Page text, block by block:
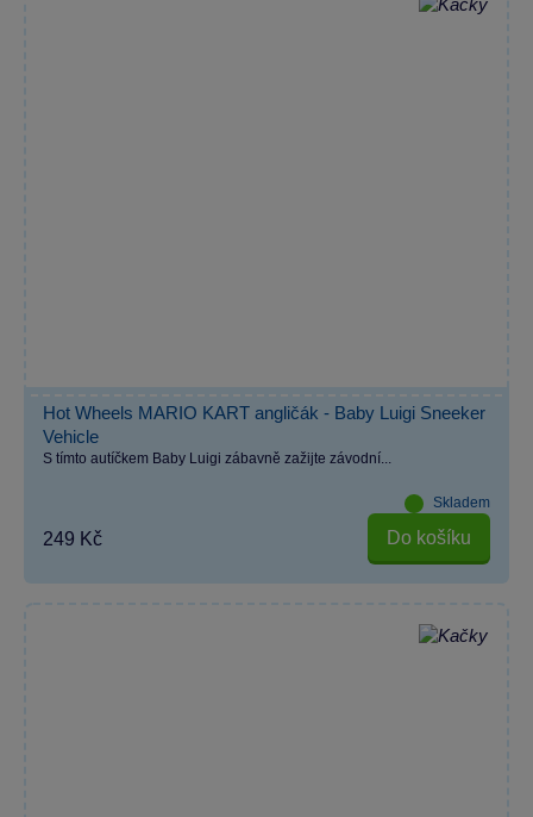
Hot Wheels MARIO KART angličák - Baby Luigi Sneeker
Vehicle
S tímto autíčkem Baby Luigi zábavně zažijte závodní...
Skladem
249 Kč Do košíku